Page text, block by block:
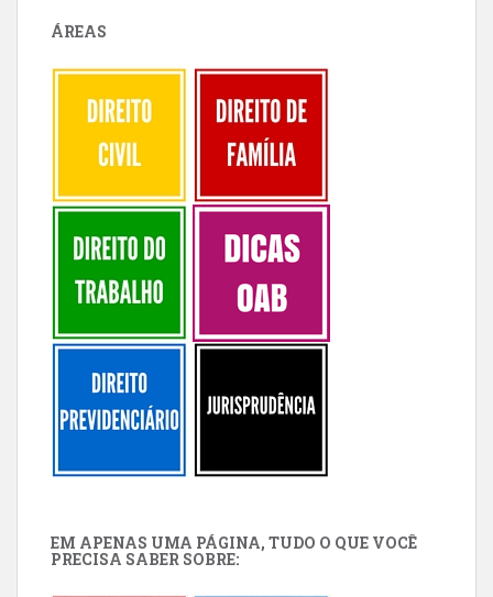
ÁREAS
EM APENAS UMA PÁGINA, TUDO O QUE VOCÊ
PRECISA SABER SOBRE: